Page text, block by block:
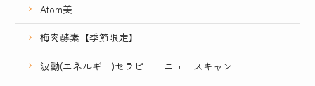
Atom美
梅肉酵素【季節限定】
波動(エネルギー)セラピー ニュースキャン